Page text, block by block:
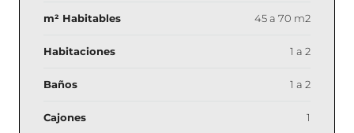
m² Habitables 45 a 70 m2
Habitaciones 1 a 2
Baños 1 a 2
Cajones 1